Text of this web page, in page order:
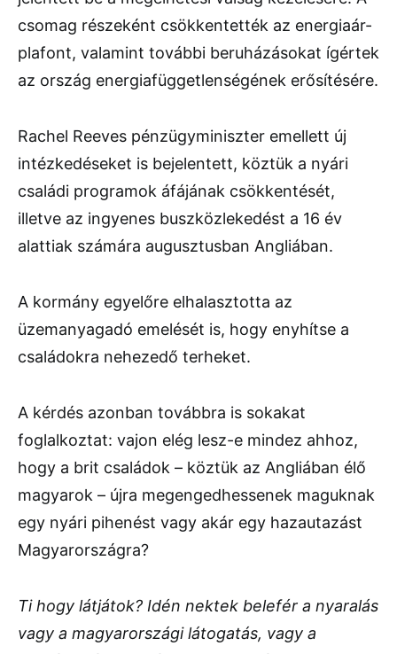
csomag részeként csökkentették az energiaár-
plafont, valamint további beruházásokat ígértek
az ország energiafüggetlenségének erősítésére.
Rachel Reeves pénzügyminiszter emellett új
intézkedéseket is bejelentett, köztük a nyári
családi programok áfájának csökkentését,
illetve az ingyenes buszközlekedést a 16 év
alattiak számára augusztusban Angliában.
A kormány egyelőre elhalasztotta az
üzemanyagadó emelését is, hogy enyhítse a
családokra nehezedő terheket.
A kérdés azonban továbbra is sokakat
foglalkoztat: vajon elég lesz-e mindez ahhoz,
hogy a brit családok – köztük az Angliában élő
magyarok – újra megengedhessenek maguknak
egy nyári pihenést vagy akár egy hazautazást
Magyarországra?
Ti hogy látjátok? Idén nektek belefér a nyaralás
vagy a magyarországi látogatás, vagy a